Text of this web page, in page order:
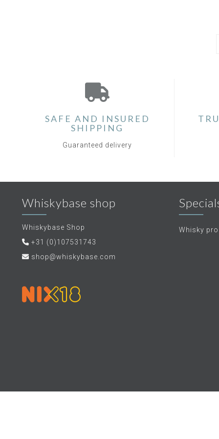
SAFE AND INSURED
SHIPPING
Guaranteed delivery
Whiskybase shop
Whiskybase Shop
+31 (0)107531743
shop@whiskybase.com
Whisky